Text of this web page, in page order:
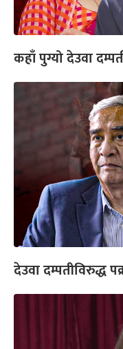
कहाँ पुग्यो देउवा
देउवा दम्पतीविरुद्ध